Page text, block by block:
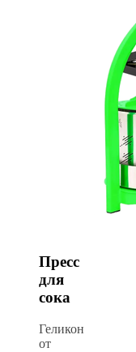
Пресс
для
сока
Геликон
от